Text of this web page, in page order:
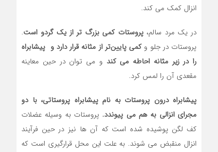
انزال کمک می ‌کند.
در یک مرد سالم،پروستات کمی بزرگ تر از یک گردو است.
پروستات در جلو و کمی پایین‌تر از مثانه قرار دارد و پیشابراه
را در زیر مثانه احاطه می‌ کند و می ‌توان در حین معاینه
مقعدی آن را لمس کرد.
پیشابراه درون پروستات به نام پیشابراه پروستاتی، با دو
مجرای انزالی به هم می ‌پیوندد. پروستات به وسیله عضلات
کف لگن پوشیده شده است که آن ها نیز در حین فرآیند
انزال منقبض می‌ شوند. به علت این محل قرارگیری است‌ که